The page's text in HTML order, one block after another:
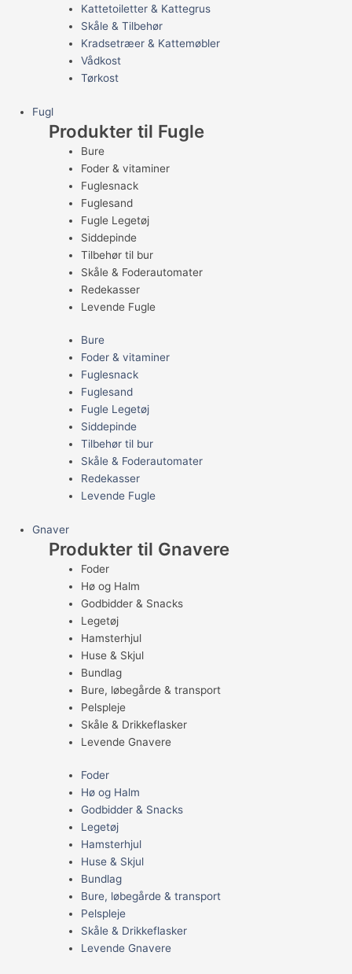
Kattetoiletter & Kattegrus
Skåle & Tilbehør
Kradsetræer & Kattemøbler
Vådkost
Tørkost
Fugl
Produkter til Fugle
Bure
Foder & vitaminer
Fuglesnack
Fuglesand
Fugle Legetøj
Siddepinde
Tilbehør til bur
Skåle & Foderautomater
Redekasser
Levende Fugle
Bure
Foder & vitaminer
Fuglesnack
Fuglesand
Fugle Legetøj
Siddepinde
Tilbehør til bur
Skåle & Foderautomater
Redekasser
Levende Fugle
Gnaver
Produkter til Gnavere
Foder
Hø og Halm
Godbidder & Snacks
Legetøj
Hamsterhjul
Huse & Skjul
Bundlag
Bure, løbegårde & transport
Pelspleje
Skåle & Drikkeflasker
Levende Gnavere
Foder
Hø og Halm
Godbidder & Snacks
Legetøj
Hamsterhjul
Huse & Skjul
Bundlag
Bure, løbegårde & transport
Pelspleje
Skåle & Drikkeflasker
Levende Gnavere